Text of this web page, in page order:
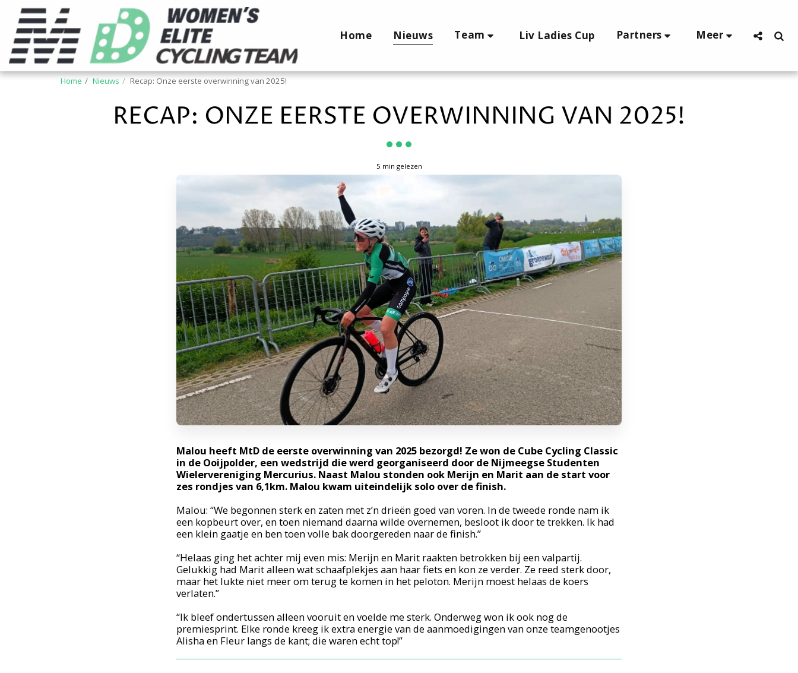
Home Nieuws Team Liv Ladies Cup Partners Meer
Home Nieuws Recap: Onze eerste overwinning van 2025!
RECAP: ONZE EERSTE OVERWINNING VAN 2025!
5 min gelezen
Malou heeft MtD de eerste overwinning van 2025 bezorgd! Ze won de Cube Cycling Classic
in de Ooijpolder, een wedstrijd die werd georganiseerd door de Nijmeegse Studenten
Wielervereniging Mercurius. Naast Malou stonden ook Merijn en Marit aan de start voor
zes rondjes van 6,1km. Malou kwam uiteindelijk solo over de finish.
Malou: “We begonnen sterk en zaten met z’n drieën goed van voren. In de tweede ronde nam ik
een kopbeurt over, en toen niemand daarna wilde overnemen, besloot ik door te trekken. Ik had
een klein gaatje en ben toen volle bak doorgereden naar de finish.”
“Helaas ging het achter mij even mis: Merijn en Marit raakten betrokken bij een valpartij.
Gelukkig had Marit alleen wat schaafplekjes aan haar fiets en kon ze verder. Ze reed sterk door,
maar het lukte niet meer om terug te komen in het peloton. Merijn moest helaas de koers
verlaten.”
“Ik bleef ondertussen alleen vooruit en voelde me sterk. Onderweg won ik ook nog de
premiesprint. Elke ronde kreeg ik extra energie van de aanmoedigingen van onze teamgenootjes
Alisha en Fleur langs de kant; die waren echt top!”